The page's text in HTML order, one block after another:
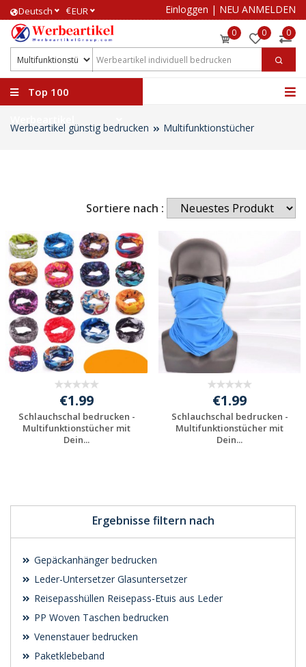
Deutsch €EUR Einloggen | NEU ANMELDEN
0 0 0
Top 100
Werbeartikel günstig bedrucken Multifunktionstücher
Ergebnisse filtern nach
Gepäckanhänger bedrucken
Leder-Untersetzer Glasuntersetzer
Reisepasshüllen Reisepass-Etuis aus Leder
PP Woven Taschen bedrucken
Venenstauer bedrucken
Paketklebeband
Sortiere nach :
€1.99
Schlauchschal bedrucken -
Multifunktionstücher mit
Dein...
€1.99
Schlauchschal bedrucken -
Multifunktionstücher mit
Dein...